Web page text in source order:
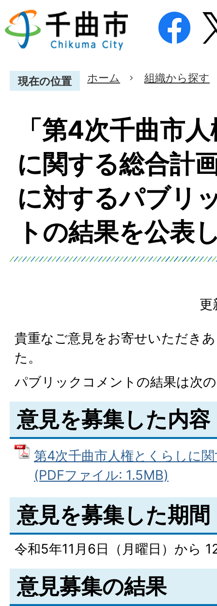
現在の位置 ホーム 組織から探す
「第4次千曲市
に関する総合計
に対するパブリ
トの結果を公表
更
貴重なご意見をお寄せいただき
た。
パブリックコメントの結果は次
意見を募集した内容
第4次千曲市人権とくらしに
(PDFファイル: 1.5MB)
意見を募集した期間
令和5年11月6日（月曜日）から
意見募集の結果